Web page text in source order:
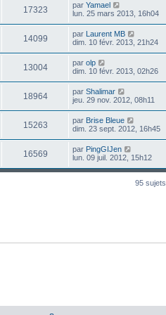
17323 par Yamael
lun. 25 mars 2013, 16h04
14099 par Laurent MB
dim. 10 févr. 2013, 21h24
13004 par olp
dim. 10 févr. 2013, 02h26
18964 par Shalimar
jeu. 29 nov. 2012, 08h11
15263 par Brise Bleue
dim. 23 sept. 2012, 16h45
16569 par PingGIJen
lun. 09 juil. 2012, 15h12
95 sujets